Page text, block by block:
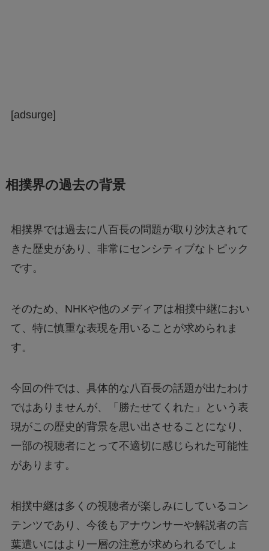
[adsurge]
相撲界の過去の背景
相撲界では過去に八百長の問題が取り沙汰されて
きた歴史があり、非常にセンシティブなトピック
です。
そのため、NHKや他のメディアは相撲中継におい
て、特に慎重な表現を用いることが求められま
す。
今回の件では、具体的な八百長の話題が出たわけ
ではありませんが、「勝たせてくれた」という表
現がこの歴史的背景を思い出させることになり、
一部の視聴者にとって不適切に感じられた可能性
があります。
相撲中継は多くの視聴者が楽しみにしているコン
テンツであり、今後もアナウンサーや解説者の言
葉遣いにはより一層の注意が求められるでしょ